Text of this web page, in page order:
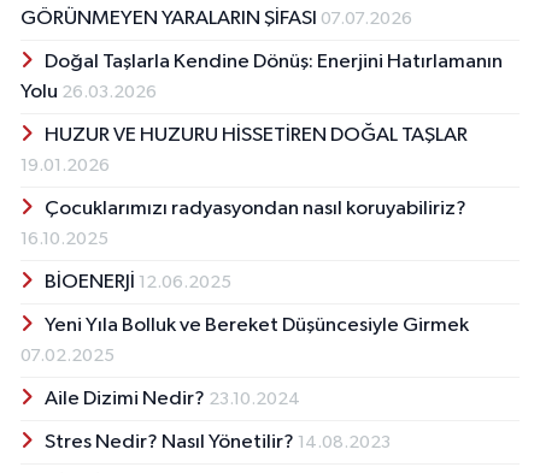
GÖRÜNMEYEN YARALARIN ŞİFASI 07.07.2026
Doğal Taşlarla Kendine Dönüş: Enerjini Hatırlamanın
Yolu 26.03.2026
HUZUR VE HUZURU HİSSETİREN DOĞAL TAŞLAR
19.01.2026
Çocuklarımızı radyasyondan nasıl koruyabiliriz?
16.10.2025
BİOENERJİ 12.06.2025
Yeni Yıla Bolluk ve Bereket Düşüncesiyle Girmek
07.02.2025
Aile Dizimi Nedir? 23.10.2024
Stres Nedir? Nasıl Yönetilir? 14.08.2023